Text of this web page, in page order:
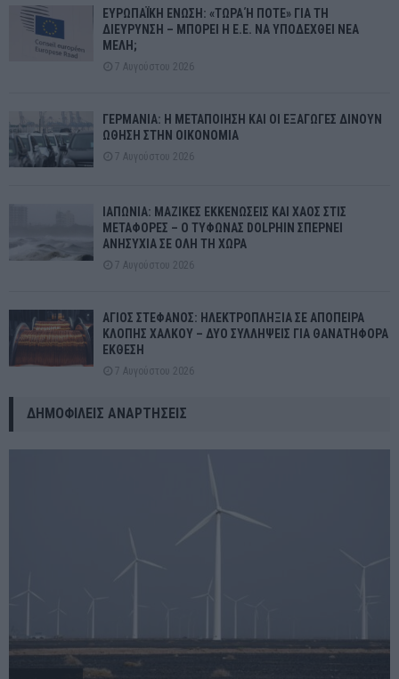
ΕΥΡΩΠΑΪΚΗ ΕΝΩΣΗ: «ΤΩΡΑ Ή ΠΟΤΕ» ΓΙΑ ΤΗ
ΔΙΕΥΡΥΝΣΗ – ΜΠΟΡΕΙ Η Ε.Ε. ΝΑ ΥΠΟΔΕΧΘΕΙ ΝΕΑ
ΜΕΛΗ;
7 Αυγούστου 2026
ΓΕΡΜΑΝΙΑ: Η ΜΕΤΑΠΟΙΗΣΗ ΚΑΙ ΟΙ ΕΞΑΓΩΓΕΣ ΔΙΝΟΥΝ
ΩΘΗΣΗ ΣΤΗΝ ΟΙΚΟΝΟΜΙΑ
7 Αυγούστου 2026
ΙΑΠΩΝΙΑ: ΜΑΖΙΚΕΣ ΕΚΚΕΝΩΣΕΙΣ ΚΑΙ ΧΑΟΣ ΣΤΙΣ
ΜΕΤΑΦΟΡΕΣ – Ο ΤΥΦΩΝΑΣ DOLPHIN ΣΠΕΡΝΕΙ
ΑΝΗΣΥΧΙΑ ΣΕ ΟΛΗ ΤΗ ΧΩΡΑ
7 Αυγούστου 2026
ΑΓΙΟΣ ΣΤΕΦΑΝΟΣ: ΗΛΕΚΤΡΟΠΛΗΞΙΑ ΣΕ ΑΠΟΠΕΙΡΑ
ΚΛΟΠΗΣ ΧΑΛΚΟΥ – ΔΥΟ ΣΥΛΛΗΨΕΙΣ ΓΙΑ ΘΑΝΑΤΗΦΟΡΑ
ΕΚΘΕΣΗ
7 Αυγούστου 2026
ΔΗΜΟΦΙΛΕΊΣ ΑΝΑΡΤΉΣΕΙΣ